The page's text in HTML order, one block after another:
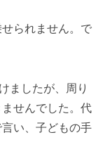
られません。で
ましたが、周り
せんでした。代
い、子どもの手